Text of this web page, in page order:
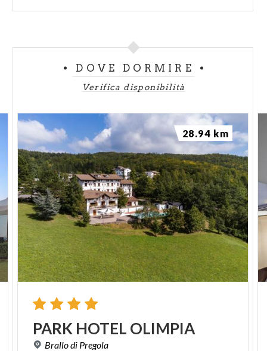
DOVE DORMIRE
Verifica disponibilità
PARK HOTEL OLIMPIA
Brallodi Pregola
28.94 km